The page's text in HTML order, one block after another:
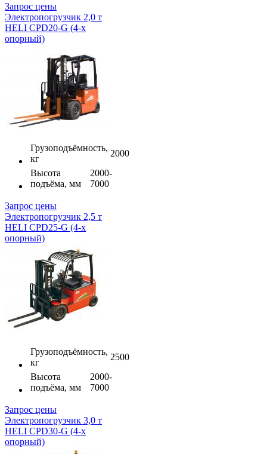
Запрос цены
Электропогрузчик 2,0 т
HELI CPD20-G (4-х
опорный)
Грузоподъёмность,
кг
2000
Высота
подъёма, мм
2000-
7000
Запрос цены
Электропогрузчик 2,5 т
HELI CPD25-G (4-х
опорный)
Грузоподъёмность,
кг
2500
Высота
подъёма, мм
2000-
7000
Запрос цены
Электропогрузчик 3,0 т
HELI CPD30-G (4-х
опорный)